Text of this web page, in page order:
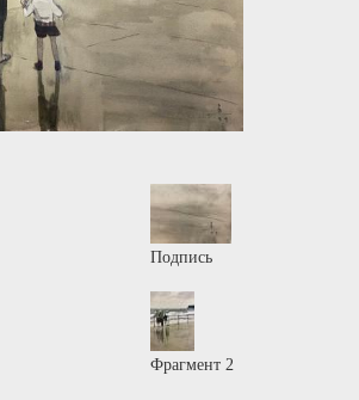
Подпись
Фрагмент 2